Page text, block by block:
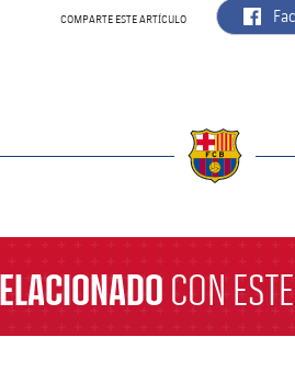
COMPARTE ESTE ARTÍCULO
CON